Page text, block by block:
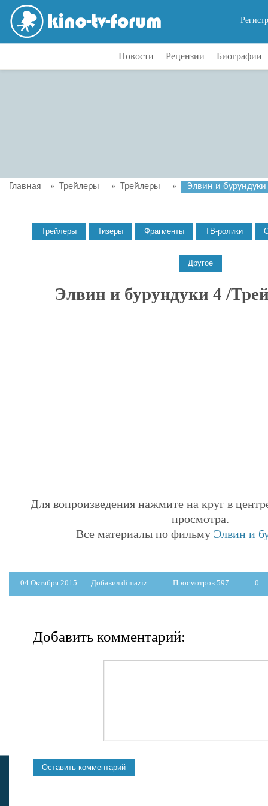
Новости Рецензии Биографии
Главная » Трейлеры » Трейлеры » Элвин и
Элвин и бурундуки 4 /
Для вопроизведения нажмите на круг в
просмотра.
Все материалы по фильму Элвин и
04 Октября 2015 Добавил dimaziz Просмотров 597 0
Добавить комментарий: